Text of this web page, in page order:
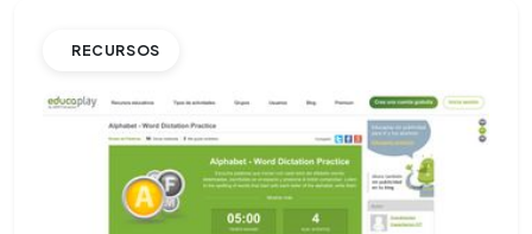
RECURSOS